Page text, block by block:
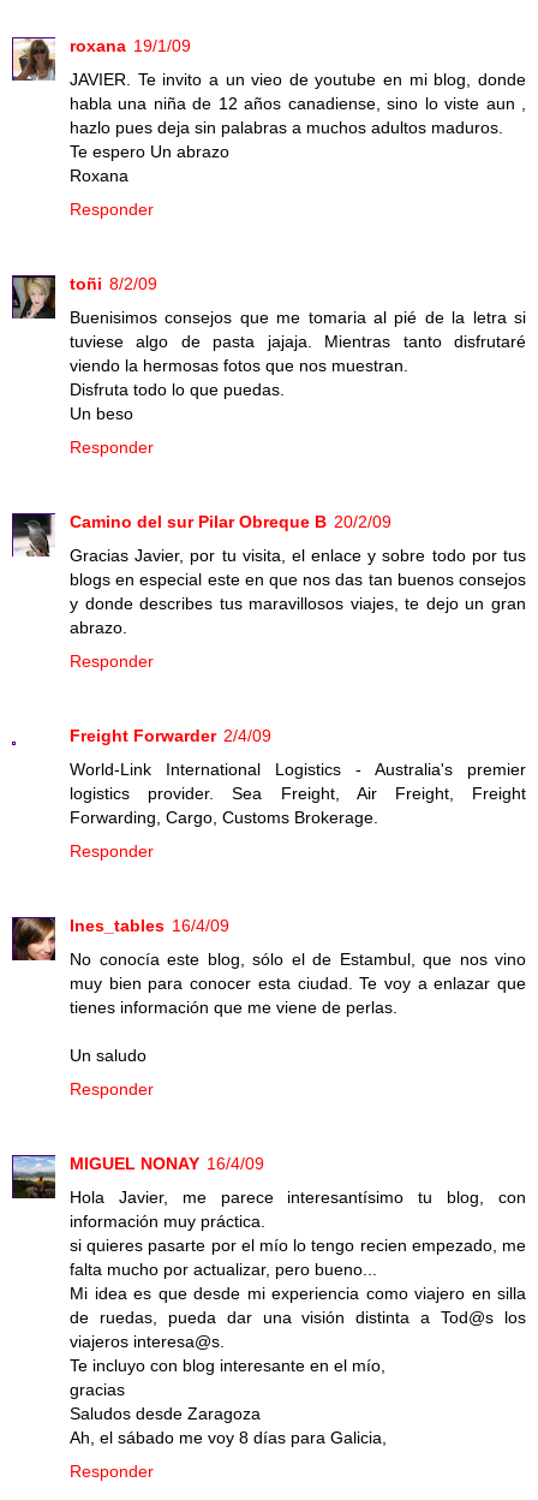
roxana 19/1/09
JAVIER. Te invito a un vieo de youtube en mi blog, donde
habla una niña de 12 años canadiense, sino lo viste aun ,
hazlo pues deja sin palabras a muchos adultos maduros.
Te espero Un abrazo
Roxana
Responder
toñi 8/2/09
Buenisimos consejos que me tomaria al pié de la letra si
tuviese algo de pasta jajaja. Mientras tanto disfrutaré
viendo la hermosas fotos que nos muestran.
Disfruta todo lo que puedas.
Un beso
Responder
Camino del sur Pilar Obreque B 20/2/09
Gracias Javier, por tu visita, el enlace y sobre todo por tus
blogs en especial este en que nos das tan buenos consejos
y donde describes tus maravillosos viajes, te dejo un gran
abrazo.
Responder
Freight Forwarder 2/4/09
World-Link International Logistics - Australia's premier
logistics provider. Sea Freight, Air Freight, Freight
Forwarding, Cargo, Customs Brokerage.
Responder
Ines_tables 16/4/09
No conocía este blog, sólo el de Estambul, que nos vino
muy bien para conocer esta ciudad. Te voy a enlazar que
tienes información que me viene de perlas.
Un saludo
Responder
MIGUEL NONAY 16/4/09
Hola Javier, me parece interesantísimo tu blog, con
información muy práctica.
si quieres pasarte por el mío lo tengo recien empezado, me
falta mucho por actualizar, pero bueno...
Mi idea es que desde mi experiencia como viajero en silla
de ruedas, pueda dar una visión distinta a Tod@s los
viajeros interesa@s.
Te incluyo con blog interesante en el mío,
gracias
Saludos desde Zaragoza
Ah, el sábado me voy 8 días para Galicia,
Responder